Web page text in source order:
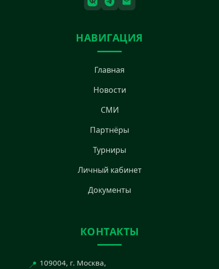
НАВИГАЦИЯ
Главная
Новости
СМИ
Партнёры
Турниры
Личный кабинет
Документы
КОНТАКТЫ
📍 109004, г. Москва,